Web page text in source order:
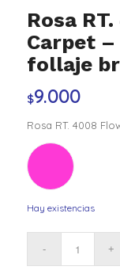
Rosa
Carpet
follaje
$9.000
Rosa RT. 4008
Hay existencias